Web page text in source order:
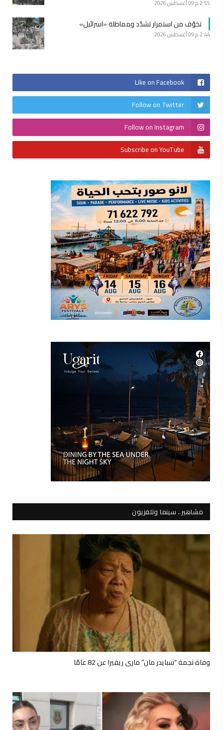
2:55 م 09 أغسطس 2026
تخوّف من استمرار تشدّد ومماطلة «اسرائيل»
2:44 م 09 أغسطس 2026
Like on Facebook
Follow on Twitter
Follow on Instagram
Subscribe on YouTube
مشاهير.. سينما وتلفزيون
وفاة نجمة “سبايدر مان” ماري ريفيرا عن 82 عامًا